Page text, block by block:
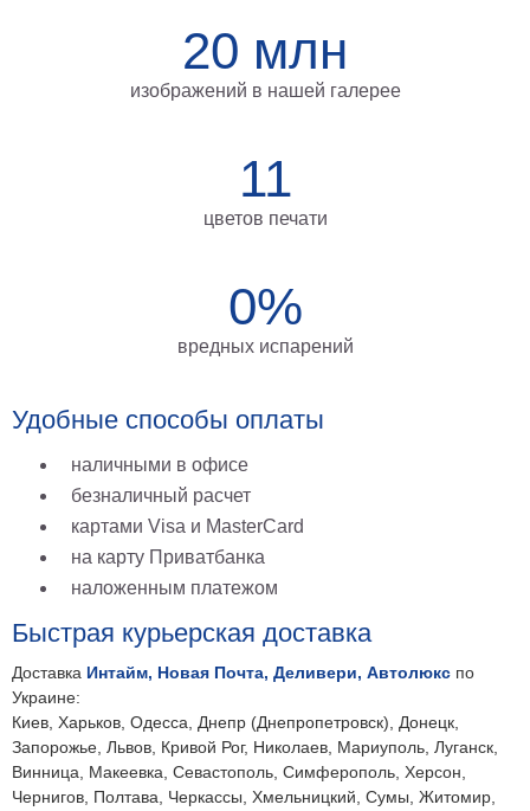
20 млн
изображений в нашей галерее
11
цветов печати
0%
вредных испарений
Удобные способы оплаты
наличными в офисе
безналичный расчет
картами Visa и MasterCard
на карту Приватбанка
наложенным платежом
Быстрая курьерская доставка
Доставка Интайм, Новая Почта, Деливери, Автолюкс по
Украине:
Киев, Харьков, Одесса, Днепр (Днепропетровск), Донецк,
Запорожье, Львов, Кривой Рог, Николаев, Мариуполь, Луганск,
Винница, Макеевка, Севастополь, Симферополь, Херсон,
Чернигов, Полтава, Черкассы, Хмельницкий, Сумы, Житомир,